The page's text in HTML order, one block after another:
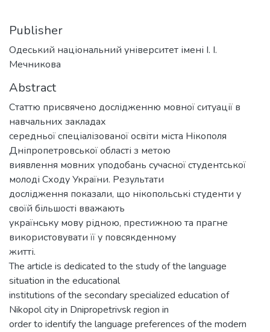
Publisher
Одеський національний університет імені І. І.
Мечникова
Abstract
Статтю присвячено дослідженню мовної ситуації в
навчальних закладах
середньої спеціалізованої освіти міста Нікополя
Дніпропетровської області з метою
виявлення мовних уподобань сучасної студентської
молоді Сходу України. Результати
дослідження показали, що нікопольські студенти у
своїй більшості вважають
українську мову рідною, престижною та прагне
використовувати її у повсякденному
житті.
The article is dedicated to the study of the language
situation in the educational
institutions of the secondary specialized education of
Nikopol city in Dnipropetrivsk region in
order to identify the language preferences of the modern